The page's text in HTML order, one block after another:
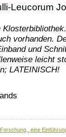
Leucorum
vorhanden.
und
leicht
LATEINISCH!